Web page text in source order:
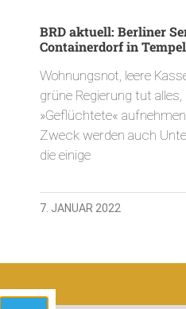
BRD aktuell: Berliner
Containerdorf in
Wohnungsnot, leere
grüne Regierung tut
»Geflüchtete«
Zweck werden auch
die einige
7. JANUAR 2022